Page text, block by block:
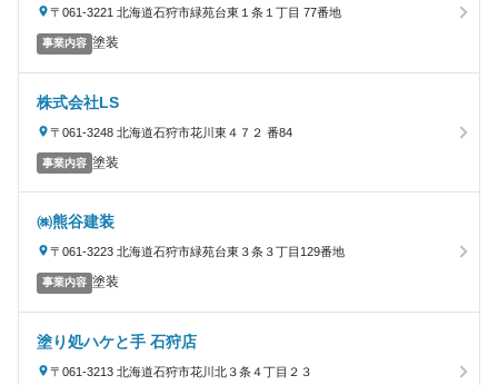
〒061-3221 北海道石狩市緑苑台東１条１丁目 77番地
事業内容 塗装
株式会社LS
〒061-3248 北海道石狩市花川東４７２ 番84
事業内容 塗装
㈱熊谷建装
〒061-3223 北海道石狩市緑苑台東３条３丁目129番地
事業内容 塗装
塗り処ハケと手 石狩店
〒061-3213 北海道石狩市花川北３条４丁目２３